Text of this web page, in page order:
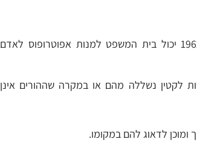
לפי סעיף 33 לחוק הכשרות המשפטית והאפוטרופסות, התשכ"ב-1962 יכול בית המשפט למנות אפוטרופוס לאדם
לקטין נשללה מהם או במקרה שההורים אינן
ומוכן לדאוג להם במקומו.